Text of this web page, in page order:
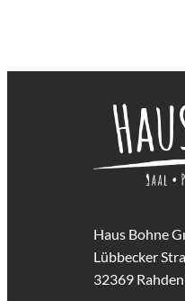
Haus Bohne
Lübbecker
32369 Rahden